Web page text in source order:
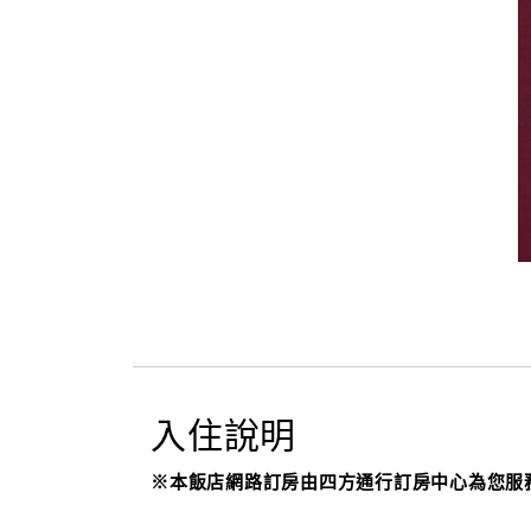
入住說明
※本飯店網路訂房由四方通行訂房中心為您服